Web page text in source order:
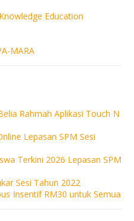
Education
MARA
Rahmah Aplikasi Touch N
Lepasan SPM Sesi
Terkini 2026 Lepasan SPM
Sesi Tahun 2022
Insentif RM30 untuk Semua